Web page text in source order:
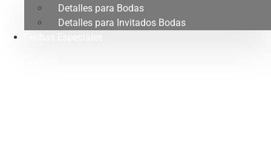
Detalles para Bodas
Detalles para Invitados Bodas